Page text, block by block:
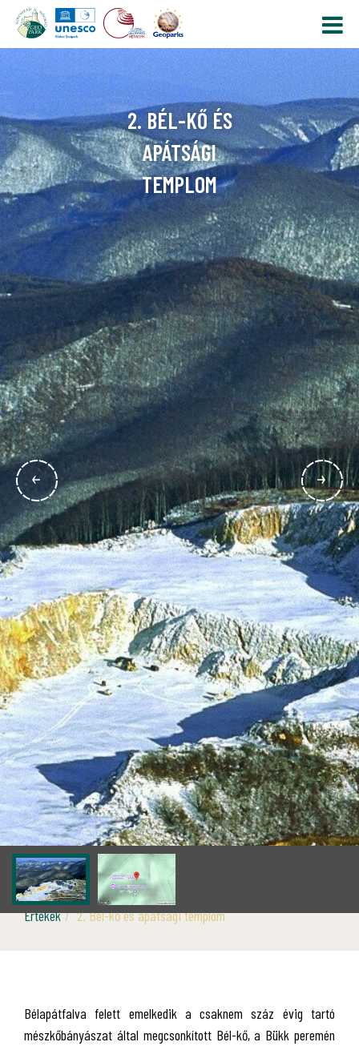
2. BÉL-KŐ ÉS
APÁTSÁGI
TEMPLOM
Értékek 2. Bél-kő és apátsági templom
Bélapátfalva felett emelkedik a csaknem száz évig tartó
mészkőbányászat által megcsonkított Bél-kő, a Bükk peremén